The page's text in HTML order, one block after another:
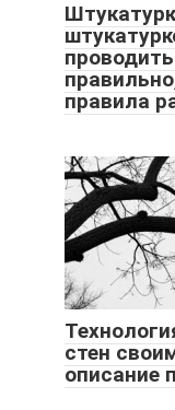
правила
стен
описание